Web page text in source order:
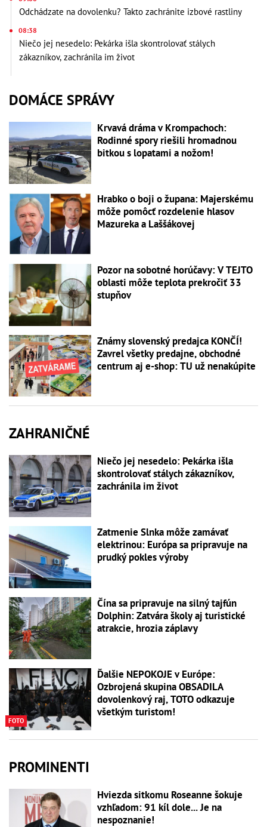
Odchádzate na dovolenku? Takto zachránite izbové rastliny
08:38
Niečo jej nesedelo: Pekárka išla skontrolovať stálych
zákazníkov, zachránila im život
DOMÁCE SPRÁVY
Krvavá dráma v Krompachoch:
Rodinné spory riešili hromadnou
bitkou s lopatami a nožom!
Hrabko o boji o župana: Majerskému
môže pomôcť rozdelenie hlasov
Mazureka a Laššákovej
Pozor na sobotné horúčavy: V TEJTO
oblasti môže teplota prekročiť 33
stupňov
Známy slovenský predajca KONČÍ!
Zavrel všetky predajne, obchodné
centrum aj e-shop: TU už nenakúpite
ZAHRANIČNÉ
Niečo jej nesedelo: Pekárka išla
skontrolovať stálych zákazníkov,
zachránila im život
Zatmenie Slnka môže zamávať
elektrinou: Európa sa pripravuje na
prudký pokles výroby
Čína sa pripravuje na silný tajfún
Dolphin: Zatvára školy aj turistické
atrakcie, hrozia záplavy
FOTO
Ďalšie NEPOKOJE v Európe:
Ozbrojená skupina OBSADILA
dovolenkový raj, TOTO odkazuje
všetkým turistom!
PROMINENTI
Hviezda sitkomu Roseanne šokuje
vzhľadom: 91 kíl dole... Je na
nespoznanie!